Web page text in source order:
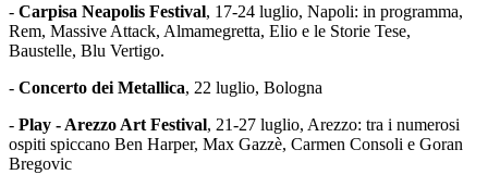
- Carpisa Neapolis Festival, 17-24 luglio, Napoli: in programma,
Rem, Massive Attack, Almamegretta, Elio e le Storie Tese,
Baustelle, Blu Vertigo.
- Concerto dei Metallica, 22 luglio, Bologna
- Play - Arezzo Art Festival, 21-27 luglio, Arezzo: tra i numerosi
ospiti spiccano Ben Harper, Max Gazzè, Carmen Consoli e Goran
Bregovic